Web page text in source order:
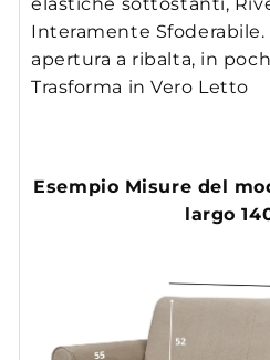
Interamente
apertura a ribalta, in
Trasforma in Vero Letto
Esempio Misure del
largo